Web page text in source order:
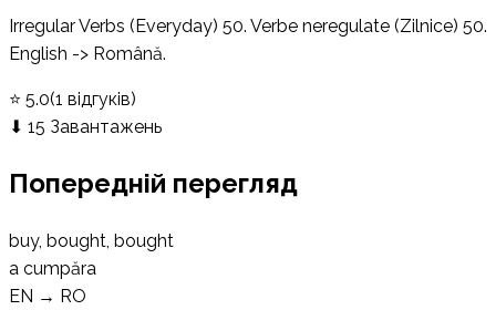
Irregular Verbs (Everyday) 50. Verbe neregulate (Zilnice) 50.
English -> Română.
⭐ 5.0(1 відгуків)
⬇ 15 Завантажень
Попередній перегляд
buy, bought, bought
a cumpăra
EN → RO